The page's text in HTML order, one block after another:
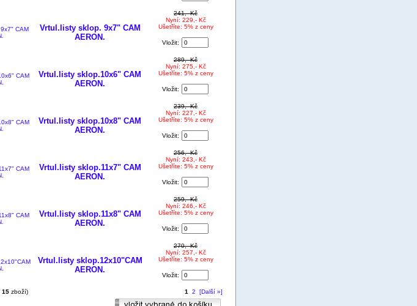
Vrtul.listy sklop. 9x7" CAM
AERON.
241,- Kč
Nyní: 229,- Kč
Ušetříte: 5% z ceny
Vložit:
Vrtul.listy sklop.10x6" CAM
AERON.
289,- Kč
Nyní: 275,- Kč
Ušetříte: 5% z ceny
Vložit:
Vrtul.listy sklop.10x8" CAM
AERON.
239,- Kč
Nyní: 227,- Kč
Ušetříte: 5% z ceny
Vložit:
Vrtul.listy sklop.11x7" CAM
AERON.
256,- Kč
Nyní: 243,- Kč
Ušetříte: 5% z ceny
Vložit:
Vrtul.listy sklop.11x8" CAM
AERON.
259,- Kč
Nyní: 246,- Kč
Ušetříte: 5% z ceny
Vložit:
Vrtul.listy sklop.12x10"CAM
AERON.
270,- Kč
Nyní: 257,- Kč
Ušetříte: 5% z ceny
Vložit:
15 zboží) 1 2 [Další »]